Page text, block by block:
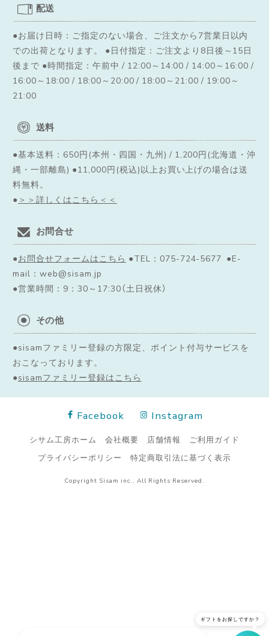
配送
●お届け日時：ご指定のない場合、ご注文から7営業日以内
での出荷となります。
●日付指定：ご注文より8日後～15日
後まで ●時間指定：午前中 / 12:00～14:00 / 14:00～16:00 /
16:00～18:00 / 18:00～20:00 / 18:00～21:00 / 19:00～
21:00
送料
●基本送料：650円(本州・四国・九州) / 1,200円(北海道・沖
縄・一部離島) ●11,000円(税込)以上お買い上げの場合は送
料無料。
● ＞＞詳しくはこちら＜＜
お問合せ
●お問合せフォームはこちら ●TEL：075-724-5677 ●E-
mail：web@sisam.jp
●営業時間：9：30～17:30（土日祝休）
その他
●sisamファミリー登録の方限定、ポイント付与サービスを
おこなっております。
●sisamファミリー登録はこちら
Facebook Instagram
シサム工房ホーム 会社概要 店舗情報
ご利用ガイド
プライバシーポリシー
特定商取引法に基づく表示
Copyright Sisam inc., All Rights Reserved.
ギフトをお探しですか？